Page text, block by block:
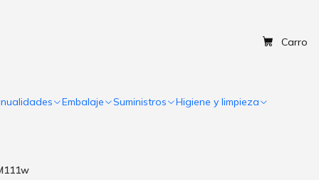
Carro
Embalaje Suministros Higiene y limpieza